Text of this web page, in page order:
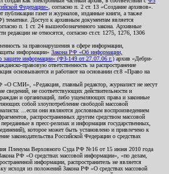
Федерации» , согласно п. 2 ст. 13 «Создание архивов».
публикации газет и журналов, изданные книги, а также
тематике. Доступ к архивным документам является
п. 1 ст. 24 вышеобозначенного закона. Архивные
редакции не относятся, согласно ст.ст. 1275, 1276, 1306
за правонарушения в сфере информации,
информации» Закона РФ «Об информации,
защите информации» (ФЗ-149 от 27.07.06 г.) архив «Дебри-
правовую ответственность за распространение
основываются и работают на основании ст.8 «Право на
«О СМИ», «Редакция, главный редактор, журналист не несут
сведений, не соответствующих действительности и
и организаций, либо ущемляющих права и законные
собой злоупотребление свободой массовой
...если они являются дословным воспроизведением
распространенных другим средством массовой
в пресс-релизах и информация государственных,
которое может быть установлено и привлечено к
законодательства Российской Федерации о средствах
Пленума Верховного Суда РФ №16 от 15 июня 2010 года
РФ «О средствах массовой информации», «по делам,
информации, распространитель не является
исходя из положений Закона РФ «О средствах массовой